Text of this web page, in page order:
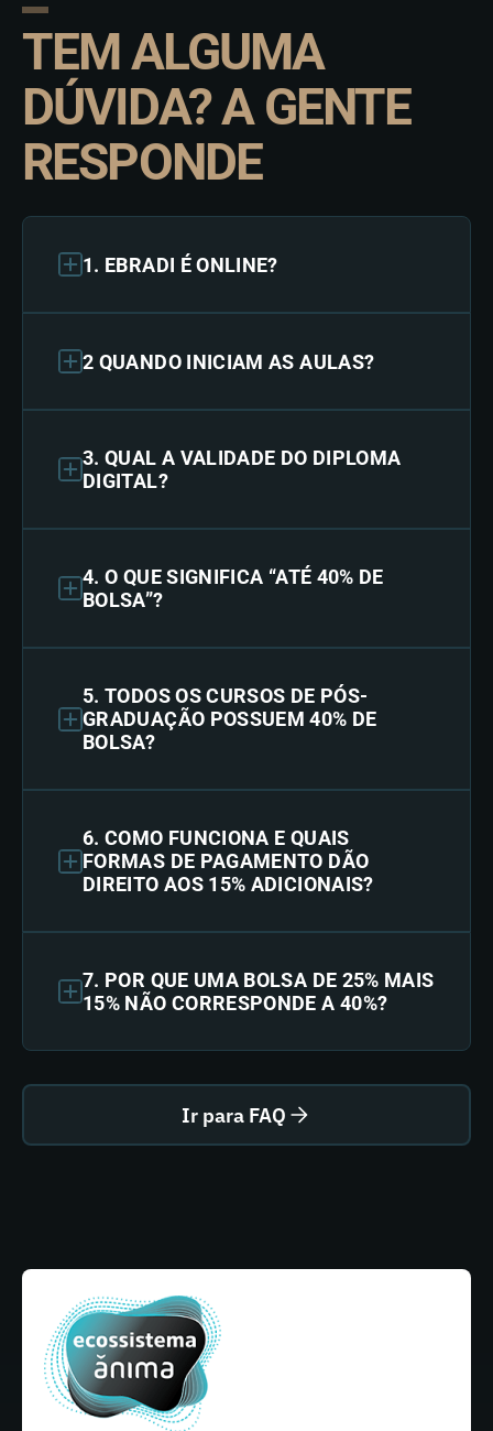
TEM ALGUMA
DÚVIDA? A GENTE
RESPONDE
1. EBRADI É ONLINE?
2 QUANDO INICIAM AS AULAS?
3. QUAL A VALIDADE DO DIPLOMA
DIGITAL?
4. O QUE SIGNIFICA “ATÉ 40% DE
BOLSA”?
5. TODOS OS CURSOS DE PÓS-
GRADUAÇÃO POSSUEM 40% DE
BOLSA?
6. COMO FUNCIONA E QUAIS
FORMAS DE PAGAMENTO DÃO
DIREITO AOS 15% ADICIONAIS?
7. POR QUE UMA BOLSA DE 25% MAIS
15% NÃO CORRESPONDE A 40%?
Ir para FAQ